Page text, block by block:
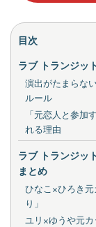
目次
ラブ トランジッ
演出がたまらな
ルール
「元恋人と参加
れる理由
ラブ トランジッ
まとめ
ひなこ×ひろき
り」
ユリ×ゆうや元